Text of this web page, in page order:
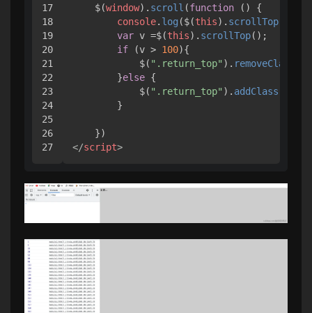
17
18
19
20
21
22
23
24
25
26
    $(
window). scroll (function ( ) {
console. log ($(this). scrollTop
var v =$(this). scrollTop();
if (v > 100){
            $(
".return_top" ). removeClass
        }
else {
            $(
".return_top" ). addClass
        }
</script>